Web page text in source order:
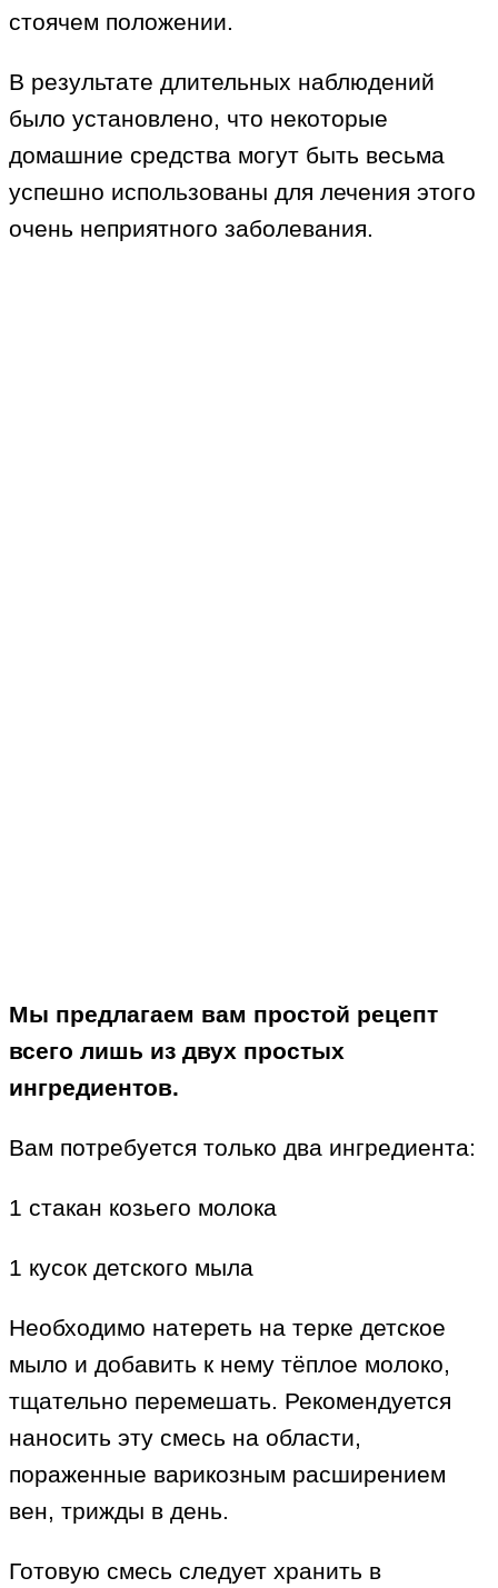
стоячем положении.
В результате длительных наблюдений
было установлено, что некоторые
домашние средства могут быть весьма
успешно использованы для лечения этого
очень неприятного заболевания.
Мы предлагаем вам простой рецепт
всего лишь из двух простых
ингредиентов.
Вам потребуется только два ингредиента:
1 стакан козьего молока
1 кусок детского мыла
Необходимо натереть на терке детское
мыло и добавить к нему тёплое молоко,
тщательно перемешать. Рекомендуется
наносить эту смесь на области,
пораженные варикозным расширением
вен, трижды в день.
Готовую смесь следует хранить в